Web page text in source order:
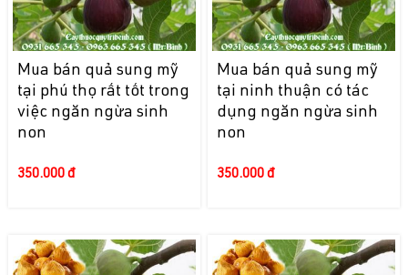
Mua bán quả sung mỹ
tại phú thọ rất tốt trong
việc ngăn ngừa sinh
non
350.000 đ
Mua bán quả sung mỹ
tại ninh thuận có tác
dụng ngăn ngừa sinh
non
350.000 đ